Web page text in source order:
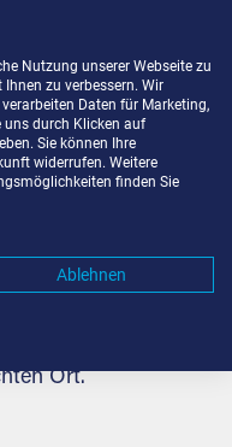
Emsland,
Emsland, Landkreis.
Ort.
Nutzung unserer Webseite zu
zu verbessern. Wir
Daten für Marketing,
uns durch Klicken auf
Sie können Ihre
widerrufen. Weitere
finden Sie
Ablehnen